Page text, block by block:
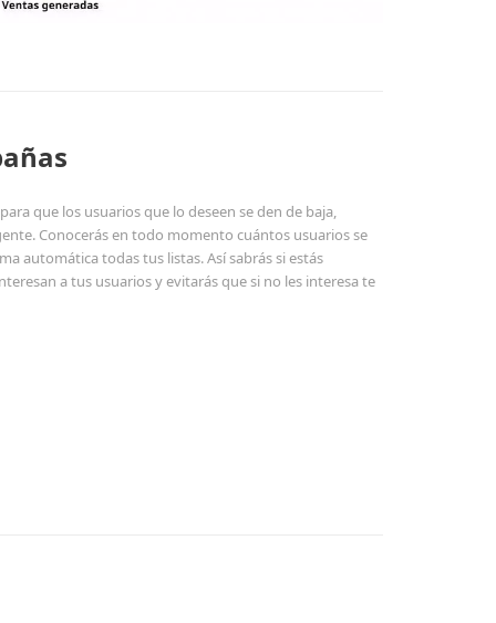
que los usuarios que lo deseen se den de baja,
Conocerás en todo momento cuántos usuarios se
automática todas tus listas. Así sabrás si estás
a tus usuarios y evitarás que si no les interesa te